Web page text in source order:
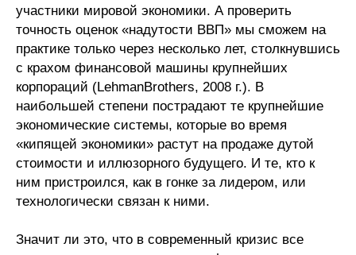
Кафедра МАДИ
Аспирантура
Об аспирантуре
Поступление
Обучение
участники мировой экономики. А проверить
точность оценок «надутости ВВП» мы сможем на
практике только через несколько лет, столкнувшись
с крахом финансовой машины крупнейших
корпораций (LehmanBrothers, 2008 г.). В
наибольшей степени пострадают те крупнейшие
экономические системы, которые во время
«кипящей экономики» растут на продаже дутой
стоимости и иллюзорного будущего. И те, кто к
ним пристроился, как в гонке за лидером, или
технологически связан к ними.
Значит ли это, что в современный кризис все